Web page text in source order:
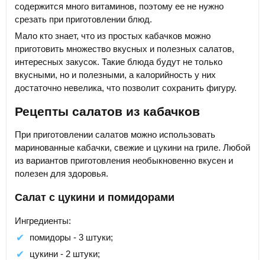
содержится много витаминов, поэтому ее не нужно
срезать при приготовлении блюд.
Мало кто знает, что из простых кабачков можно
приготовить множество вкусных и полезных салатов,
интересных закусок. Такие блюда будут не только
вкусными, но и полезными, а калорийность у них
достаточно невелика, что позволит сохранить фигуру.
Рецепты салатов из кабачков
При приготовлении салатов можно использовать
маринованные кабачки, свежие и цукини на гриле. Любой
из вариантов приготовления необыкновенно вкусен и
полезен для здоровья.
Салат с цукини и помидорами
Ингредиенты:
помидоры - 3 штуки;
цукини - 2 штуки;